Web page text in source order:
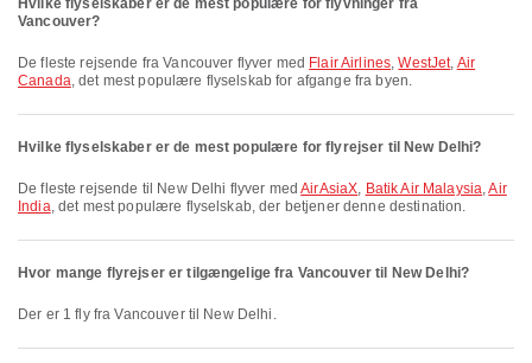
Hvilke flyselskaber er de mest populære for flyvninger fra
Vancouver?
De fleste rejsende fra Vancouver flyver med Flair Airlines,WestJet, Air
Canada, det mest populære flyselskab for afgange fra byen.
Hvilke flyselskaber er de mest populære for flyrejser til New Delhi?
De fleste rejsende til New Delhi flyver medAirAsiaX, Batik Air Malaysia,Air
India, det mest populære flyselskab, der betjener denne destination.
Hvor mange flyrejser er tilgængelige fra Vancouver til New Delhi?
Der er 1 fly fra Vancouver til New Delhi.